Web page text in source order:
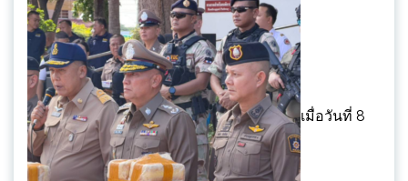
เมื่อวันที่ 8